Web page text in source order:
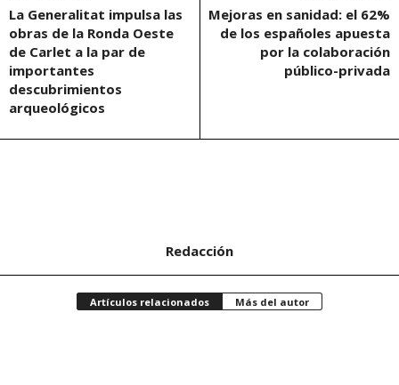
La Generalitat impulsa las
obras de la Ronda Oeste
de Carlet a la par de
importantes
descubrimientos
arqueológicos
Mejoras en sanidad: el 62%
de los españoles apuesta
por la colaboración
público-privada
Redacción
Artículos relacionados Más del autor